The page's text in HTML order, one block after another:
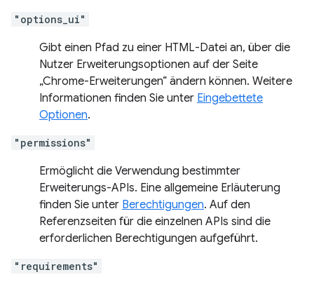
"options_ui"
Gibt einen Pfad zu einer HTML-Datei an, über die
Nutzer Erweiterungsoptionen auf der Seite
„Chrome-Erweiterungen“ ändern können. Weitere
Informationen finden Sie unter Eingebettete
Optionen.
"permissions"
Ermöglicht die Verwendung bestimmter
Erweiterungs-APIs. Eine allgemeine Erläuterung
finden Sie unter Berechtigungen. Auf den
Referenzseiten für die einzelnen APIs sind die
erforderlichen Berechtigungen aufgeführt.
"requirements"